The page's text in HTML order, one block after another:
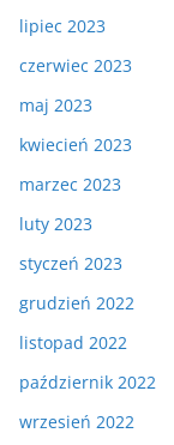
lipiec 2023
czerwiec 2023
maj 2023
kwiecień 2023
marzec 2023
luty 2023
styczeń 2023
grudzień 2022
listopad 2022
październik 2022
wrzesień 2022